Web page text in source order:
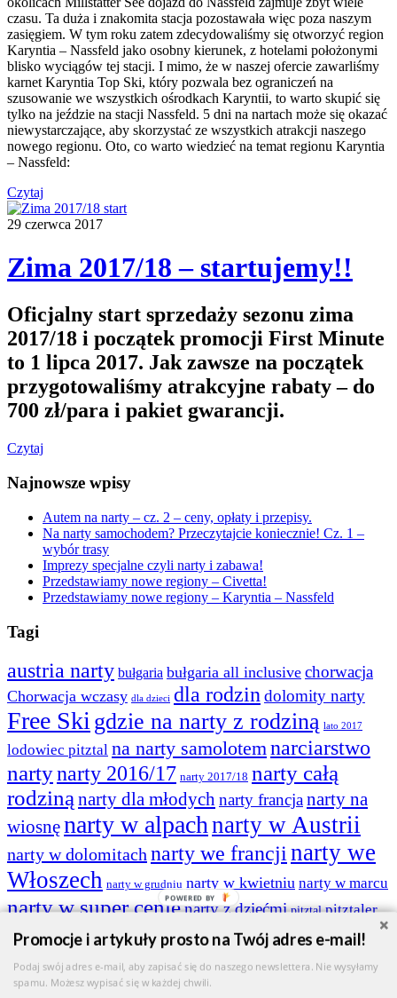
czasu. Ta duża i znakomita stacja pozostawała więc poza naszym
zasięgiem. W tym roku zatem zdecydowaliśmy się otworzyć region
Karyntia – Nassfeld jako osobny kierunek, z hotelami położonymi
blisko wyciągów tej stacji. I mimo, że w naszej ofercie zawarliśmy
karnet Karyntia Top Ski, który pozwala bez ograniczeń na
szusowanie we wszystkich ośrodkach Karyntii, to warto skupić się
tylko na jeździe na stacji Nassfeld. 5 dni na nartach może się okazać
niewystarczające, aby skorzystać ze wszystkich atrakcji naszego
nowego regionu. Oto, co warto wiedzieć na temat regionu Karyntia
– Nassfeld:
Czytaj
29 czerwca 2017
Zima 2017/18 – startujemy!!
Oficjalny start sprzedaży sezonu zima
2017/18 i początek promocji First Minute
to 1 lipca 2017. Jak zawsze na początek
przygotowaliśmy atrakcyjne rabaty – do
700 zł/para i pakiet gwarancji.
Czytaj
Najnowsze wpisy
Autem na narty – cz. 2 – ceny, opłaty i przepisy.
Na narty samochodem? Przeczytajcie koniecznie! Cz. 1 –
wybór trasy
Imprezy specjalne czyli narty i zabawa!
Przedstawiamy nowe regiony – Civetta!
Przedstawiamy nowe regiony – Karyntia – Nassfeld
Tagi
austria narty bułgaria bułgaria all inclusive chorwacja
Chorwacja wczasy dla dzieci dla rodzindolomity narty
Free Skigdzie na narty z rodziną lato 2017
lodowiec pitztal na narty samolotemnarciarstwo
nartynarty 2016/17 narty 2017/18 narty całą
rodziną narty dla młodych narty francjanarty na
wiosnęnarty w alpachnarty w Austrii
narty w dolomitach narty we francji narty we
Włoszech narty w grudniu narty w kwietniu narty w marcu
narty w super cenienarty z dziećmi pitztal pitztaler
gletscher
Rimini riwiera makarska rodzinne wczasy ski safari
val
di fiemme
val thorens wakacje wakacje w bułgarii wczasy 2017 wiosenne
free ski wygoda travel zima 2016/17
Promocje i artykuły prosto na Twój adres e-mail!
Podaj swój adres e-mail, aby zapisać się do naszego newslettera. Nie wysyłamy
spamu. Możesz wypisać się w każdej chwili.
POWERED BY